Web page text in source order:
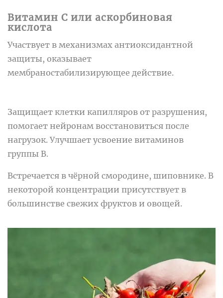
Витамин C или аскорбиновая
кислота
Участвует в механизмах антиоксидантной
защиты, оказывает
мембраностабилизирующее действие.
Защищает клетки капилляров от разрушения,
помогает нейронам восстановиться после
нагрузок. Улучшает усвоение витаминов
группы B.
Встречается в чёрной смородине, шиповнике. В
некоторой концентрации присутствует в
большинстве свежих фруктов и овощей.